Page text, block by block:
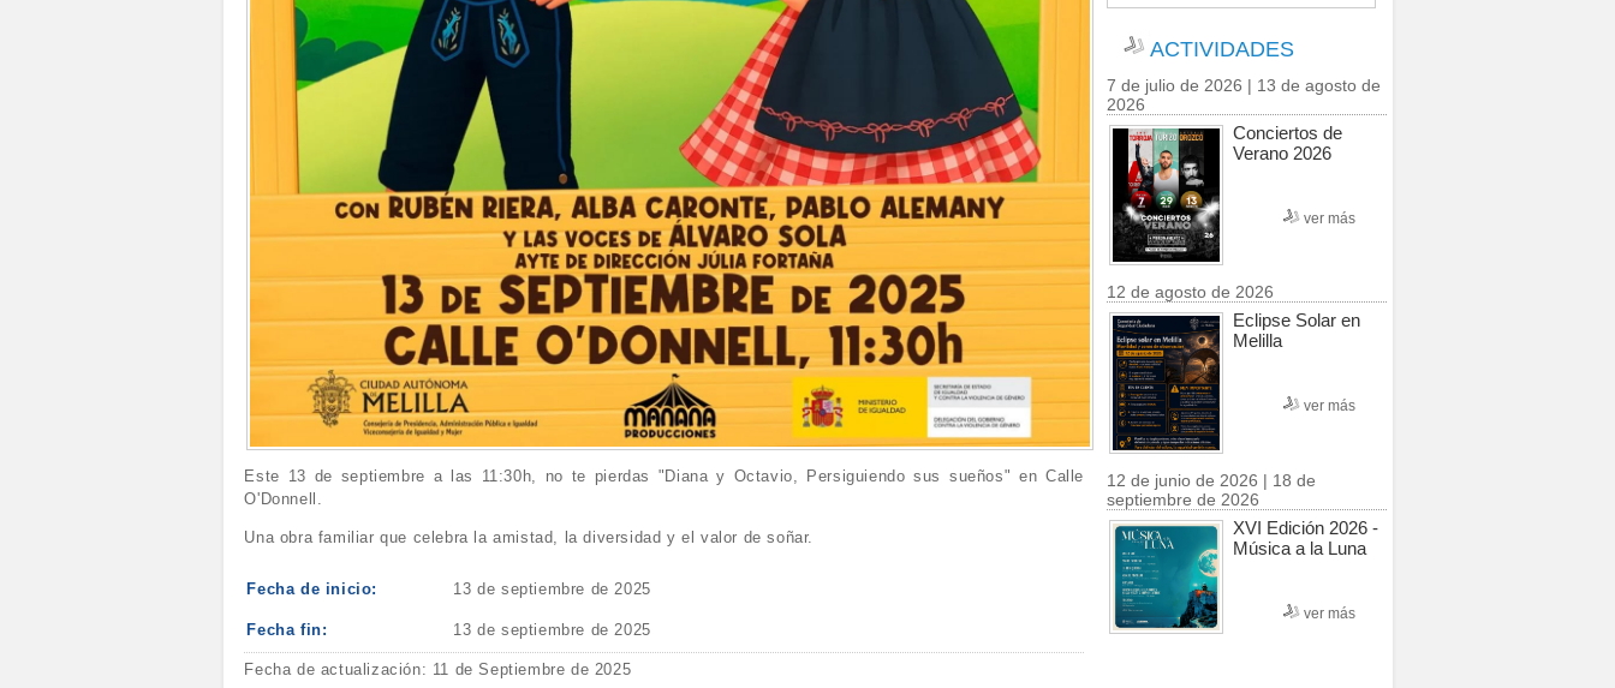
Este 13 de septiembre a las 11:30h, no te pierdas "Diana y Octavio, Persiguiendo sus sueños" en Calle
O'Donnell.
Una obra familiar que celebra la amistad, la diversidad y el valor de soñar.
Fecha de inicio: 13 de septiembre de 2025
Fecha fin: 13 de septiembre de 2025
Fecha de actualización: 11 de Septiembre de 2025
ACTIVIDADES
7 de julio de 2026 | 13 de agosto de
2026
Conciertos de
Verano 2026
ver más
12 de agosto de 2026
Eclipse Solar en
Melilla
ver más
12 de junio de 2026 | 18 de
septiembre de 2026
XVI Edición 2026 -
Música a la Luna
ver más